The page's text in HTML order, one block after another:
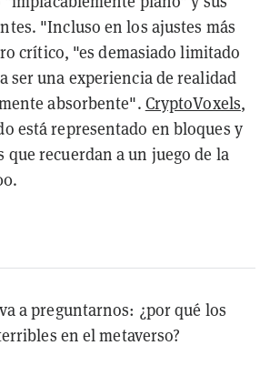
"Incluso en los ajustes más
crítico, "es demasiado limitado
ser una experiencia de realidad
absorbente". CryptoVoxels,
está representado en bloques y
que recuerdan a un juego de la
a preguntarnos: ¿por qué los
en el metaverso?